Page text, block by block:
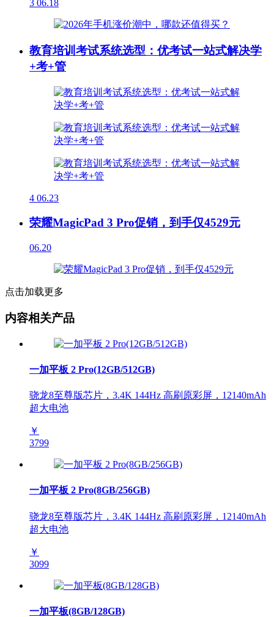
3 06.18
教育培训考试系统选型：优考试一站式解决学
+考+管
4 06.23
荣耀MagicPad 3 Pro促销，到手仅4529元
06.20
点击加载更多
内容相关产品
一加平板 2 Pro(12GB/512GB)
骁龙8至尊版芯片，3.4K 144Hz 高刷原彩屏，12140mAh
超大电池
￥
3799
一加平板 2 Pro(8GB/256GB)
骁龙8至尊版芯片，3.4K 144Hz 高刷原彩屏，12140mAh
超大电池
￥
3099
一加平板(8GB/128GB)